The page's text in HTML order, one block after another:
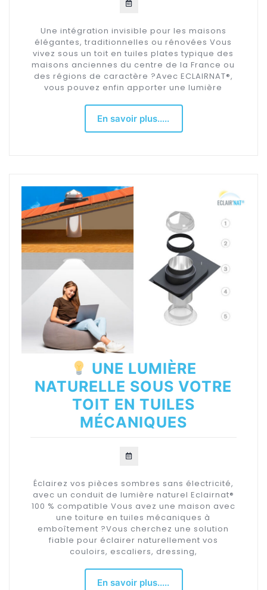
Une intégration invisible pour les maisons
élégantes, traditionnelles ou rénovées Vous
vivez sous un toit en tuiles plates typique des
maisons anciennes du centre de la France ou
des régions de caractère ?Avec ECLAIRNAT®,
vous pouvez enfin apporter une lumière
En savoir plus.....
UNE LUMIÈRE
NATURELLE SOUS VOTRE
TOIT EN TUILES
MÉCANIQUES
Éclairez vos pièces sombres sans électricité,
avec un conduit de lumière naturel Eclairnat®
100 % compatible Vous avez une maison avec
une toiture en tuiles mécaniques à
emboîtement ?Vous cherchez une solution
fiable pour éclairer naturellement vos
couloirs, escaliers, dressing,
En savoir plus.....